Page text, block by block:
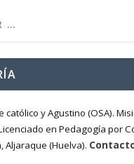
católico y Agustino (OSA).
en Pedagogía por
Aljaraque (Huelva).